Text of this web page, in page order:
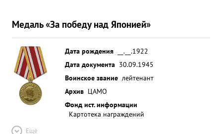
Медаль «За победу над Японией»
Дата рождения
__.__.1922
Дата документа 30.09.1945
Воинское звание лейтенант
Архив ЦАМО
Фонд ист. информации
Картотека награждений
Ещё